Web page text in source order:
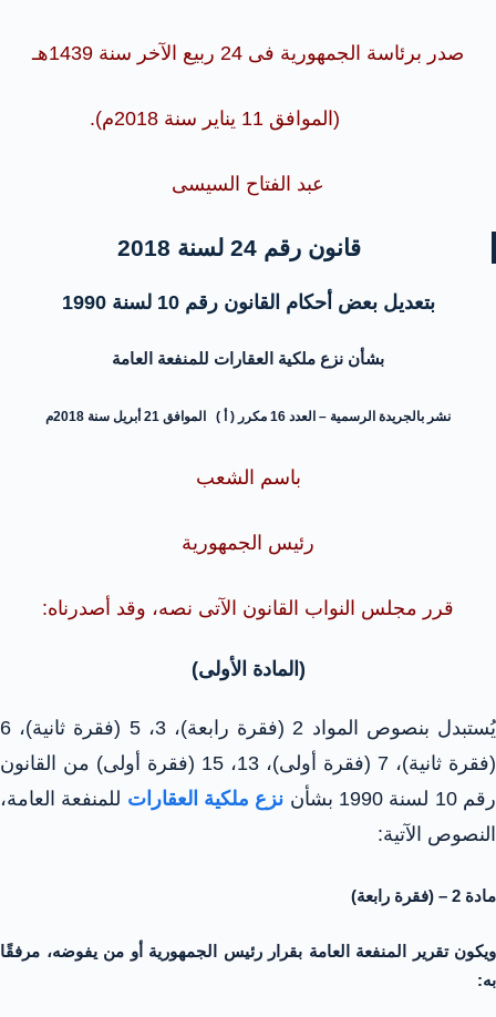
صدر برئاسة الجمهورية فى 24 ربيع الآخر سنة 1439هـ
(الموافق 11 يناير سنة 2018م).
عبد الفتاح السيسى
قانون رقم 24 لسنة 2018
بتعديل بعض أحكام القانون رقم 10 لسنة 1990
بشأن نزع ملكية العقارات للمنفعة العامة
نشر بالجريدة الرسمية – العدد 16 مكرر ( أ ) الموافق 21 أبريل سنة 2018م
باسم الشعب
رئيس الجمهورية
قرر مجلس النواب القانون الآتى نصه، وقد أصدرناه:
(المادة الأولى)
يُستبدل بنصوص المواد 2 (فقرة رابعة)، 3، 5 (فقرة ثانية)، 6
(فقرة ثانية)، 7 (فقرة أولى)، 13، 15 (فقرة أولى) من القانون
رقم 10 لسنة 1990 بشأن
نزع ملكية العقارات للمنفعة العامة،
النصوص الآتية:
مادة 2 – (فقرة رابعة)
ويكون تقرير المنفعة العامة بقرار رئيس الجمهورية أو من يفوضه، مرفقًا
به: